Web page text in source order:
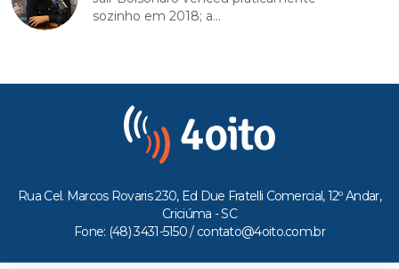
sozinho em 2018; a...
Rua Cel. Marcos Rovaris 230, Ed Due Fratelli Comercial, 12º Andar,
Criciúma - SC
Fone: (48) 3431-5150 / contato@4oito.com.br